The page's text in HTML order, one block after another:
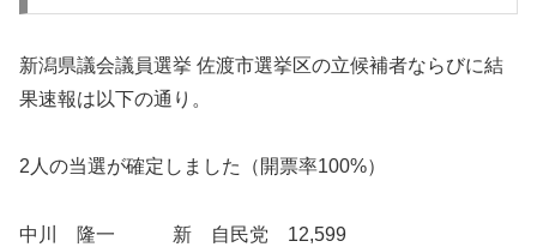
新潟県議会議員選挙 佐渡市選挙区の立候補者ならびに結
果速報は以下の通り。
2人の当選が確定しました（開票率100%）
中川 隆一 新 自民党 12,599